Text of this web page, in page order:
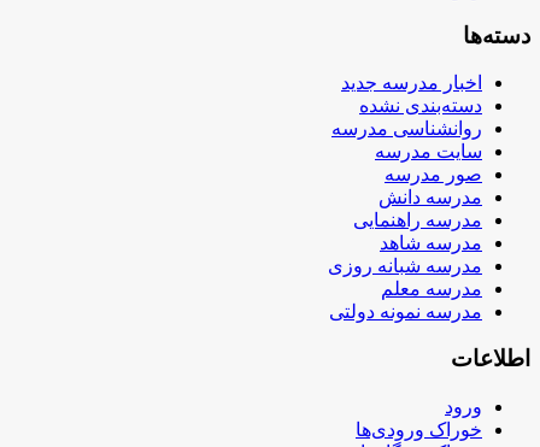
دسته‌ها
اخبار مدرسه جدید
دسته‌بندی نشده
روانشناسی مدرسه
سایت مدرسه
صور مدرسه
مدرسه دانش
مدرسه راهنمایی
مدرسه شاهد
مدرسه شبانه روزی
مدرسه معلم
مدرسه نمونه دولتی
اطلاعات
ورود
خوراک ورودی‌ها